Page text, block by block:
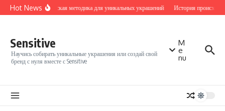
Перейти к содержанию
Hot NewsКураторская методика для уникальных украшений История
Sensitive
Научись собирать уникальные украшения или создай свой
бренд с нуля вместе с Sensitive
M
e
nu